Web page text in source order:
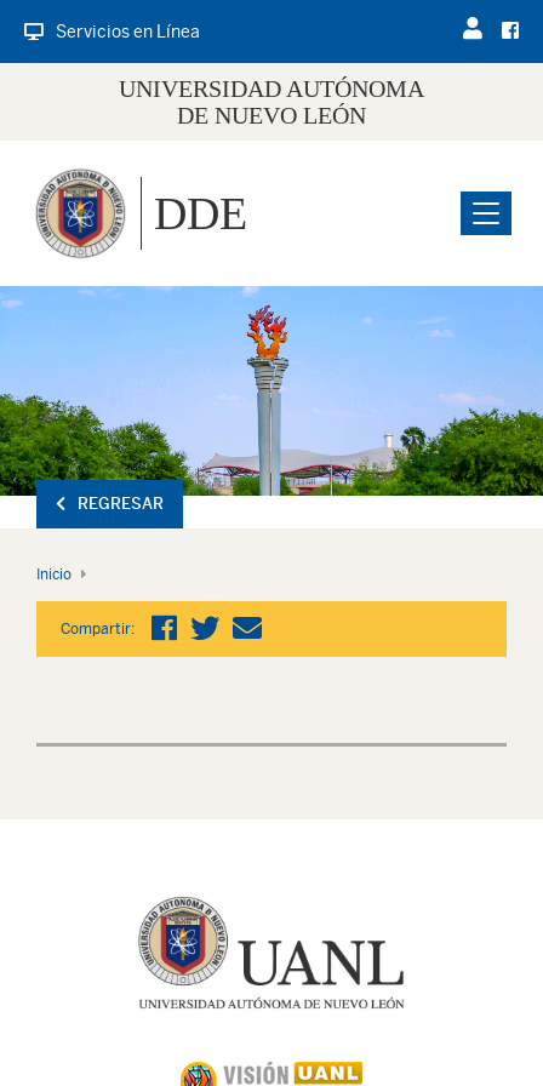
Servicios en Línea
UNIVERSIDAD AUTÓNOMA
DE NUEVO LEÓN
Menu
DDE
REGRESAR
Inicio
Compartir: